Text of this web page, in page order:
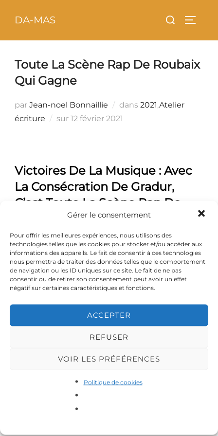
Gérer le consentement
Pour offrir les meilleures expériences, nous utilisons des
technologies telles que les cookies pour stocker et/ou accéder aux
informations des appareils. Le fait de consentir à ces technologies
nous permettra de traiter des données telles que le comportement
de navigation ou les ID uniques sur ce site. Le fait de ne pas
consentir ou de retirer son consentement peut avoir un effet
négatif sur certaines caractéristiques et fonctions.
ACCEPTER
REFUSER
VOIR LES PRÉFÉRENCES
Politique de cookies
DA-MAS Rechercher :
Toute La Scène Rap De Roubaix
Qui Gagne
par Jean-noel Bonnaillie dans 2021,Atelier
écriture
sur Publié
12 février 2021
Victoires De La Musique : Avec
La Consécration De Gradur,
C’est Toute La Scène Rap De
Roubaix Qui Gagne
Vendredi 12 février 2021 à 4:18–
ParCécile Bidault,France Bleu Nord ,France Bleu
https://www.francebleu.fr/infos/culture-
rap-de-roubaix-qui-gagne-1613031568